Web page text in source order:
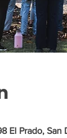
El Prado, San